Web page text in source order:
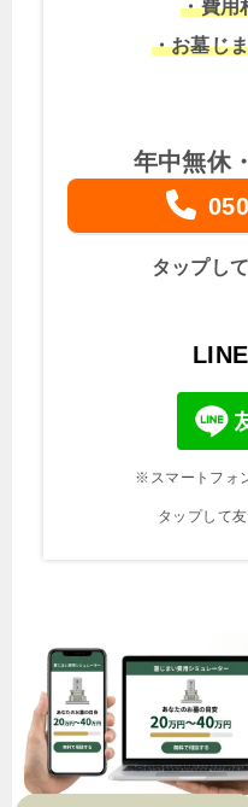
・費用
・お墓じ
年中無休
タップし
※スマートフォ
タップして